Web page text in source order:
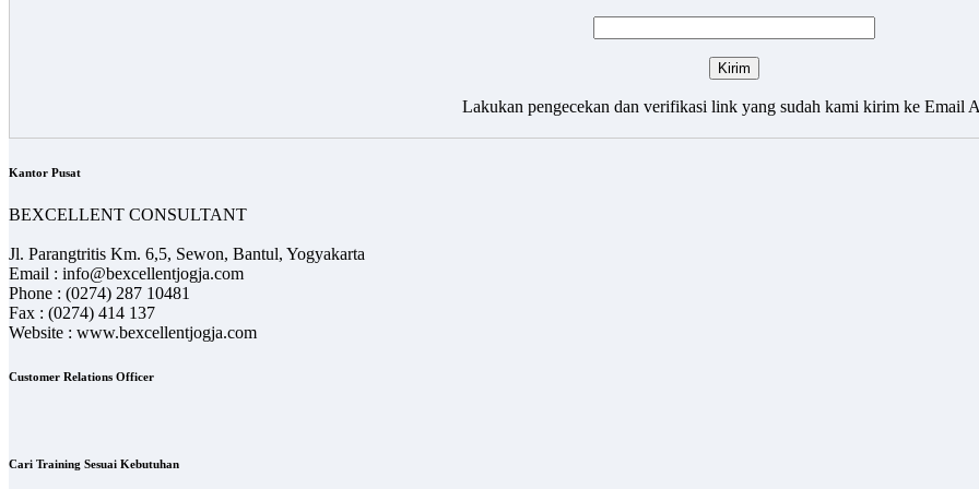
Lakukan pengecekan dan verifikasi link yang sudah kami kirim ke Email
Kantor Pusat
BEXCELLENT CONSULTANT
Jl. Parangtritis Km. 6,5, Sewon, Bantul, Yogyakarta
Email : info@bexcellentjogja.com
Phone : (0274) 287 10481
Fax : (0274) 414 137
Website : www.bexcellentjogja.com
Customer Relations Officer
Cari Training Sesuai Kebutuhan